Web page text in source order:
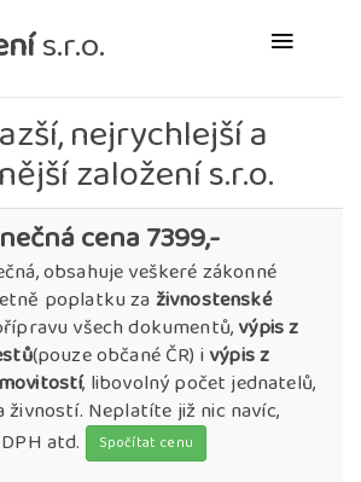
s.r.o.
nejrychlejší a
založení s.r.o.
cena 7399,-
obsahuje veškeré zákonné
poplatku za živnostenské
všech dokumentů,výpis z
(pouze občané ČR) ivýpis z
, libovolný počet jednatelů,
živností. Neplatíte již nic navíc,
atd.
Spočítat cenu